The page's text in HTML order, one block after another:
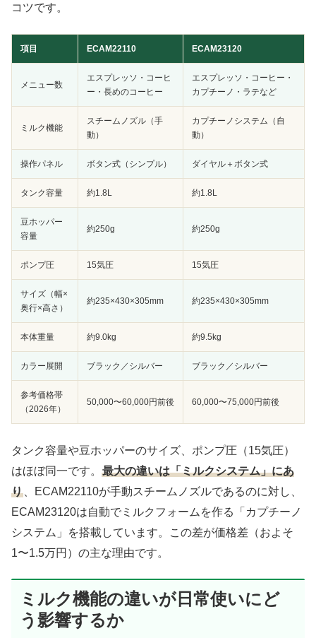
コツです。
項目 ECAM22110 ECAM23120
メニュー数
エスプレッソ・コーヒ
ー・長めのコーヒー
エスプレッソ・コーヒー・
カプチーノ・ラテなど
ミルク機能
スチームノズル（手
動）
カプチーノシステム（自
動）
操作パネル ボタン式（シンプル） ダイヤル＋ボタン式
タンク容量 約1.8L 約1.8L
豆ホッパー
容量
約250g 約250g
ポンプ圧 15気圧 15気圧
サイズ（幅×
奥行×高さ）
約235×430×305mm 約235×430×305mm
本体重量 約9.0kg 約9.5kg
カラー展開 ブラック／シルバー ブラック／シルバー
参考価格帯
（2026年）
50,000〜60,000円前後 60,000〜75,000円前後
タンク容量や豆ホッパーのサイズ、ポンプ圧（15気圧）
はほぼ同一です。 最大の違いは「ミルクシステム」にあ
り 、ECAM22110が手動スチームノズルであるのに対し、
ECAM23120は自動でミルクフォームを作る「カプチーノ
システム」を搭載しています。この差が価格差（およそ
1〜1.5万円）の主な理由です。
ミルク機能の違いが日常使いにど
う影響するか